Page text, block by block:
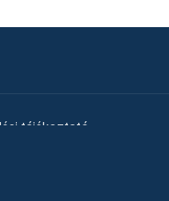
tájékoztató